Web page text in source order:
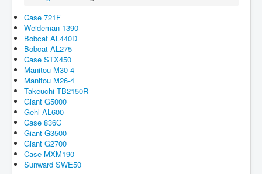
Case 721F
Weideman 1390
Bobcat AL440D
Bobcat AL275
Case STX450
Manitou M30-4
Manitou M26-4
Takeuchi TB2150R
Giant G5000
Gehl AL600
Case 836C
Giant G3500
Giant G2700
Case MXM190
Sunward SWE50